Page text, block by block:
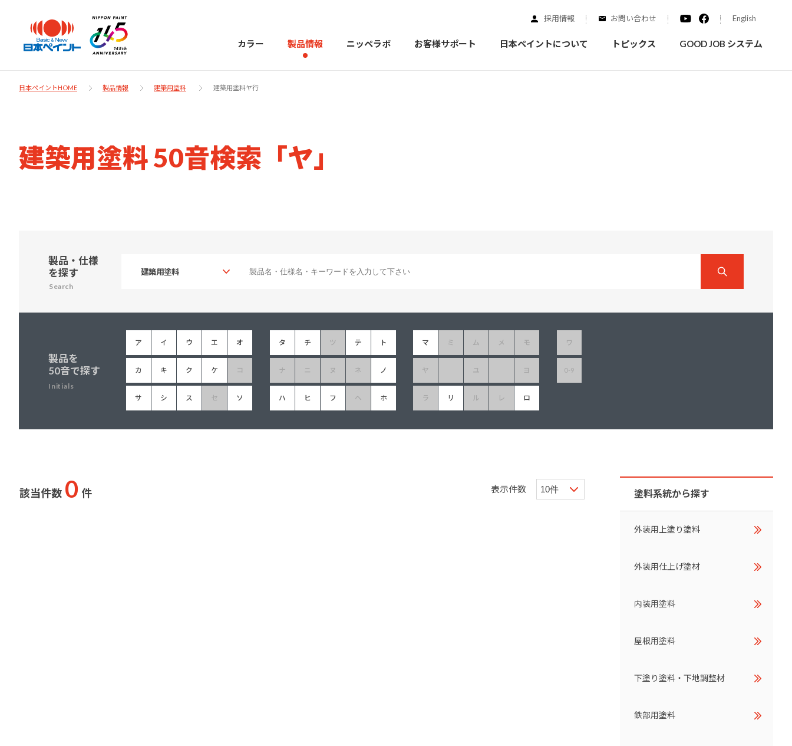
採用情報 お問い合わせ English
カラー 製品情報
建築・重防食・自動車補修用の各分野で、
幅広い製品ラインナップをご用意していま
グランセラシリーズ パーフェクトシリーズ
プロテクトン
SUSTAINA SYSTEM
グリーンループBMK
ニッペラボ
紹介します。
カラーコーディネーター戸建ておすすめ配色
塗料に関する用語を調べることができます
ダイヤモンドコート加盟施工店がお届けする
品質重視の戸建て住宅システムはこちら
お客様サポート
お客様サポー
あるご質問」をご参照ください。
販売店様向けサイト
日本ペイントについて
日本ペイント
に
物や大型構造物用、自動車の補修塗装向け
塗料の開発・製造および販売を展開。全国
意匠性とコーティング技術をご提供してま
ご利用にあたって 個人情報の取扱いについて
トピックス GOOD JOB システム
日本ペイントHOME 製品情報 建築用塗料 建築用塗料ヤ行
建築用塗料 50音検索「ヤ」
製品・仕様
を探す
Search
製品を
50音で探す
Initials
ア イ ウ エ オ
カ キ ク ケ コ
サ シ ス セ ソ
タ チ ツ テ ト
ナ ニ ヌ ネ ノ
ハ ヒ フ ヘ ホ
マ ミ ム メ モ
ヤ ユ ヨ
ラ リ ル レ ロ
ワ
0-9
該当件数 0 件 表示件数 塗料系統から探す
外装用上塗り塗料
外装用仕上げ塗材
内装用塗料
屋根用塗料
下塗り塗料・下地調整材
鉄部用塗料